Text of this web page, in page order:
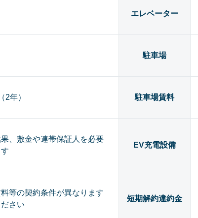
エレベーター
駐車場
2年） 駐車場賃料
、敷金や連帯保証人を必要
EV充電設備
等の契約条件が異なります
さい
短期解約違約金